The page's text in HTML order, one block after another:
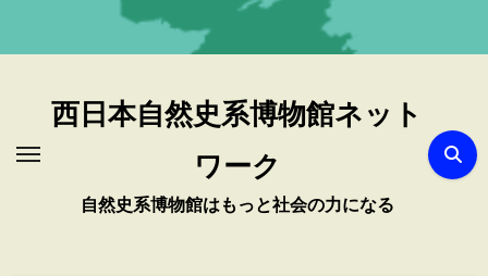
西日本自然史系博物館ネット
ワーク
自然史系博物館はもっと社会の力になる